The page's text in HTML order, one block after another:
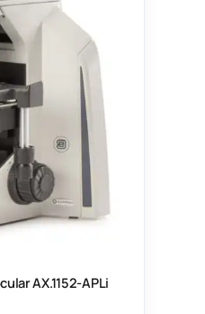
AX.1152-APLi